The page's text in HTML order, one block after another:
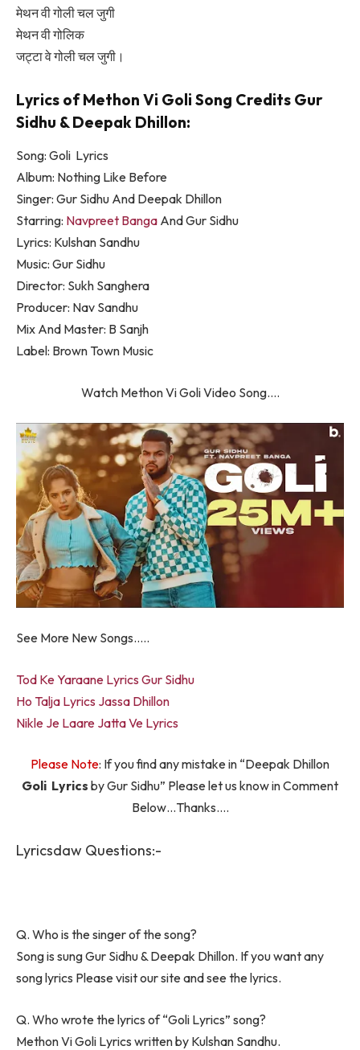
मेथन वी गोली चल जुगी
मेथन वी गोलिक
जट्टा वे गोली चल जुगी।
Lyrics of Methon Vi Goli Song Credits Gur
Sidhu & Deepak Dhillon:
Song: Goli Lyrics
Album: Nothing Like Before
Singer: Gur Sidhu And Deepak Dhillon
Starring: Navpreet Banga And Gur Sidhu
Lyrics: Kulshan Sandhu
Music: Gur Sidhu
Director: Sukh Sanghera
Producer: Nav Sandhu
Mix And Master: B Sanjh
Label: Brown Town Music
Watch Methon Vi Goli Video Song….
See More New Songs…..
Tod Ke Yaraane Lyrics Gur Sidhu
Ho Talja Lyrics Jassa Dhillon
Nikle Je Laare Jatta Ve Lyrics
Please Note: If you find any mistake in “Deepak Dhillon
Goli Lyrics by Gur Sidhu” Please let us know in Comment
Below…Thanks….
Lyricsdaw Questions:-
Q. Who is the singer of the song?
Song is sung Gur Sidhu & Deepak Dhillon. If you want any
song lyrics Please visit our site and see the lyrics.
Q. Who wrote the lyrics of “Goli Lyrics” song?
Methon Vi Goli Lyrics written by Kulshan Sandhu.